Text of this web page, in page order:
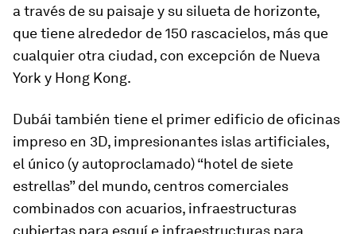
a través de su paisaje y su silueta de horizonte,
que tiene alrededor de 150 rascacielos, más que
cualquier otra ciudad, con excepción de Nueva
York y Hong Kong.
Dubái también tiene el primer edificio de oficinas
impreso en 3D, impresionantes islas artificiales,
el único (y autoproclamado) “hotel de siete
estrellas” del mundo, centros comerciales
combinados con acuarios, infraestructuras
cubiertas para esquí e infraestructuras para